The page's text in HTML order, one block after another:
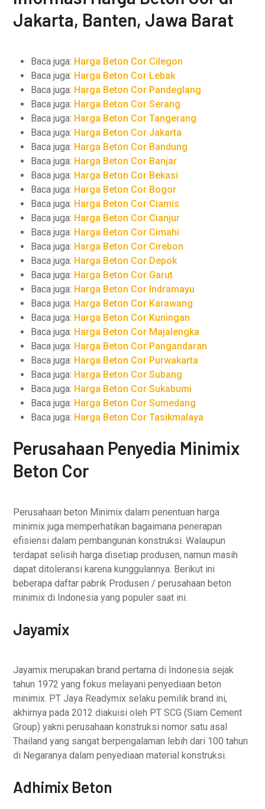
Jakarta, Banten, Jawa Barat
Baca juga: Harga Beton Cor Cilegon
Baca juga: Harga Beton Cor Lebak
Baca juga: Harga Beton Cor Pandeglang
Baca juga: Harga Beton Cor Serang
Baca juga: Harga Beton Cor Tangerang
Baca juga: Harga Beton Cor Jakarta
Baca juga: Harga Beton Cor Bandung
Baca juga: Harga Beton Cor Banjar
Baca juga: Harga Beton Cor Bekasi
Baca juga: Harga Beton Cor Bogor
Baca juga: Harga Beton Cor Ciamis
Baca juga: Harga Beton Cor Cianjur
Baca juga: Harga Beton Cor Cimahi
Baca juga: Harga Beton Cor Cirebon
Baca juga: Harga Beton Cor Depok
Baca juga: Harga Beton Cor Garut
Baca juga: Harga Beton Cor Indramayu
Baca juga: Harga Beton Cor Karawang
Baca juga: Harga Beton Cor Kuningan
Baca juga: Harga Beton Cor Majalengka
Baca juga: Harga Beton Cor Pangandaran
Baca juga: Harga Beton Cor Purwakarta
Baca juga: Harga Beton Cor Subang
Baca juga: Harga Beton Cor Sukabumi
Baca juga: Harga Beton Cor Sumedang
Baca juga: Harga Beton Cor Tasikmalaya
Perusahaan Penyedia Minimix
Beton Cor
Perusahaan beton Minimix dalam penentuan harga
minimix juga memperhatikan bagaimana penerapan
efisiensi dalam pembangunan konstruksi. Walaupun
terdapat selisih harga disetiap produsen, namun masih
dapat ditoleransi karena kunggulannya. Berikut ini
beberapa daftar pabrik Produsen / perusahaan beton
minimix di Indonesia yang populer saat ini.
Jayamix
Jayamix merupakan brand pertama di Indonesia sejak
tahun 1972 yang fokus melayani penyediaan beton
minimix. PT Jaya Readymix selaku pemilik brand ini,
akhirnya pada 2012 diakuisi oleh PT SCG (Siam Cement
Group) yakni perusahaan konstruksi nomor satu asal
Thailand yang sangat berpengalaman lebih dari 100 tahun
di Negaranya dalam penyediaan material konstruksi.
Adhimix Beton